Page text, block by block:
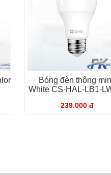
Bóng đèn thông
White CS-HAL-LB1-
239.000 đ